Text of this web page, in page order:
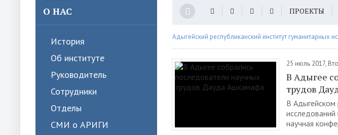
О НАС
История
Об институте
Руководитель
Сотрудники
Отделы
СМИ о АРИГИ
ПРОЕКТЫ
Адыгейский республиканский институт гуманитарных
25 июль 2017,
В Адыгее
трудов
В Адыгейском
научная